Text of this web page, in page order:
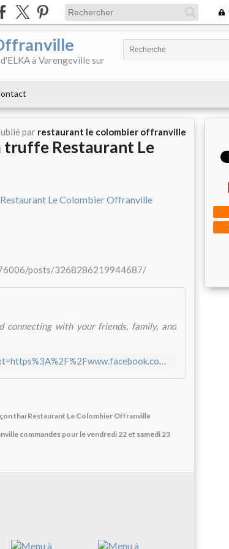
à Varengeville sur
par restaurant le colombier offranville
truffe Restaurant Le
posts/3268286219944687/
connecting with your friends, family, and
https://www.facebook.com/login/?next=https%3A%2F%2Fwww.facebook.com%2F327639990676006%2Fposts%2F3268286219944687%2F
thaï Restaurant Le Colombier Offranville
commandes pour le vendredi 22 et samedi 23